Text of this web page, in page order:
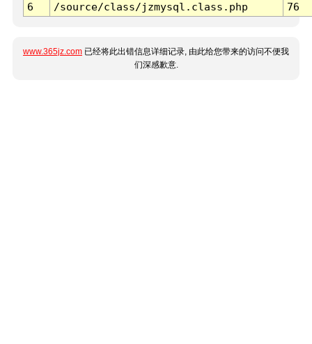
6
/source/class/jzmysql.class.php 76
www.365jz.com 已经将此出错信息详细记录, 由此给您带来的访问不便我
们深感歉意.